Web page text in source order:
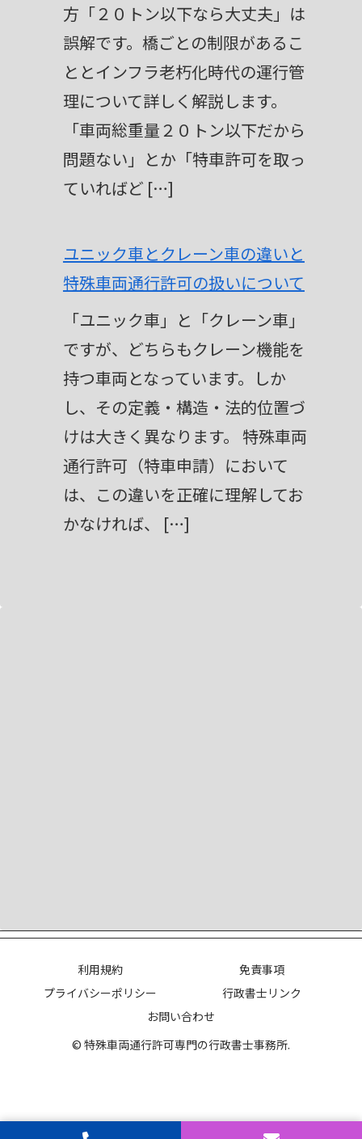
方「２０トン以下なら大丈夫」は
誤解です。橋ごとの制限があるこ
ととインフラ老朽化時代の運行管
理について詳しく解説します。
「車両総重量２０トン以下だから
問題ない」とか「特車許可を取っ
ていればど […]
ユニック車とクレーン車の違いと
特殊車両通行許可の扱いについて
「ユニック車」と「クレーン車」
ですが、どちらもクレーン機能を
持つ車両となっています。しか
し、その定義・構造・法的位置づ
けは大きく異なります。 特殊車両
通行許可（特車申請）において
は、この違いを正確に理解してお
かなければ、 […]
利用規約
免責事項
プライバシーポリシー
行政書士リンク
お問い合わせ
© 特殊車両通行許可専門の行政書士事務所.